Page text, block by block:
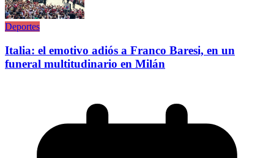
Deportes
Italia: el emotivo adiós a Franco Baresi, en un
funeral multitudinario en Milán